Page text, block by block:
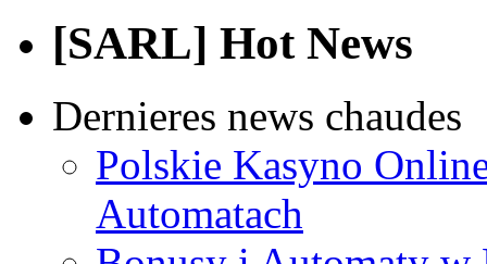
[SARL] Hot News
Dernieres news chaudes
Polskie Kasyno
Automatach